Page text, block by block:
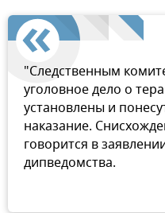
"Следственным
уголовное дело о
установлены и
наказание.
говорится в
дипведомства.